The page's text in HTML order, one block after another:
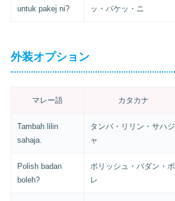
untuk pakej ni?
ッ・パケッ・ニ
外装オプション
マレー語 カタカナ
Tambah lilin
sahaja.
タンバ・リリン・サハジ
ャ
Polish badan
boleh?
ポリッシュ・バダン・ボ
レ